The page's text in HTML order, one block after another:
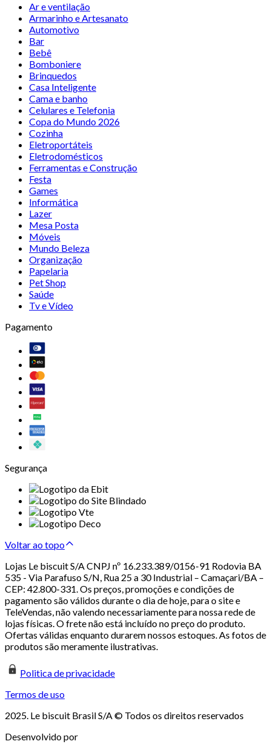
Ar e ventilação
Armarinho e Artesanato
Automotivo
Bar
Bebê
Bomboniere
Brinquedos
Casa Inteligente
Cama e banho
Celulares e Telefonia
Copa do Mundo 2026
Cozinha
Eletroportáteis
Eletrodomésticos
Ferramentas e Construção
Festa
Games
Informática
Lazer
Mesa Posta
Móveis
Mundo Beleza
Organização
Papelaria
Pet Shop
Saúde
Tv e Vídeo
Pagamento
Segurança
Voltar ao topo
Lojas Le biscuit S/A CNPJ nº 16.233.389/0156-91 Rodovia BA
535 - Via Parafuso S/N, Rua 25 a 30 Industrial – Camaçari/BA –
CEP: 42.800-331. Os preços, promoções e condições de
pagamento são válidos durante o dia de hoje, para o site e
TeleVendas, não valendo necessariamente para nossa rede de
lojas físicas. O frete não está incluído no preço do produto.
Ofertas válidas enquanto durarem nossos estoques. As fotos de
produtos são meramente ilustrativas.
Politica de privacidade
Termos de uso
2025. Le biscuit Brasil S/A © Todos os direitos reservados
Desenvolvido por